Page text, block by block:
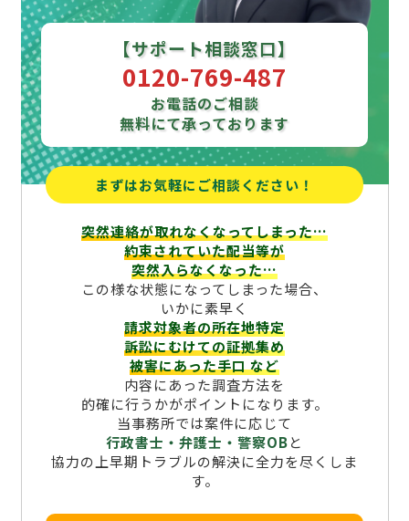
【サポート相談窓口】
0120-769-487
お電話のご相談
無料にて承っております
まずはお気軽にご相談ください！
突然連絡が取れなくなってしまった…
約束されていた配当等が
突然入らなくなった…
この様な状態になってしまった場合、
いかに素早く
請求対象者の所在地特定
訴訟にむけての証拠集め
被害にあった手口など
内容にあった調査方法を
的確に行うかがポイントになります。
当事務所では案件に応じて
行政書士・弁護士・警察OBと
協力の上早期トラブルの解決に全力を尽くしま
す。